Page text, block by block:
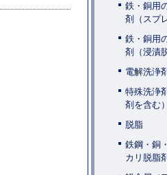
鉄・銅用
剤（スプ
鉄・銅用
剤（浸漬
電解洗浄剤
特殊洗浄
剤を含む）
脱脂
鉄鋼・銅
カリ脱脂剤